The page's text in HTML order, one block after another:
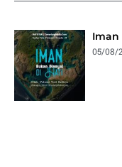
Iman
05/08/